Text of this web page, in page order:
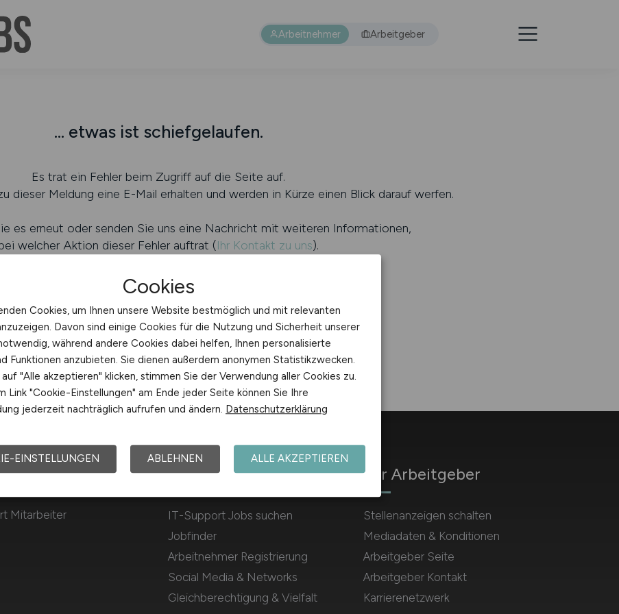
Arbeitnehmer Arbeitgeber
... etwas ist schiefgelaufen.
Es trat ein Fehler beim Zugriff auf die Seite auf.
dieser Meldung eine E-Mail erhalten und werden in Kürze einen Blick darauf werfen.
es erneut oder senden Sie uns eine Nachricht mit weiteren Informationen,
welcher Aktion dieser Fehler auftrat (Ihr Kontakt zu uns).
Mitarbeiter
Für Arbeitnehmer
IT-Support Jobs suchen
Jobfinder
Arbeitnehmer Registrierung
Social Media & Networks
Gleichberechtigung & Vielfalt
Für Arbeitgeber
Stellenanzeigen schalten
Mediadaten & Konditionen
Arbeitgeber Seite
Arbeitgeber Kontakt
Karrierenetzwerk
Cookies
Cookies, um Ihnen unsere Website bestmöglich und mit relevanten
Davon sind einige Cookies für die Nutzung und Sicherheit unserer
während andere Cookies dabei helfen, Ihnen personalisierte
Funktionen anzubieten. Sie dienen außerdem anonymen Statistikzwecken.
auf "Alle akzeptieren" klicken, stimmen Sie der Verwendung aller Cookies zu.
Link "Cookie-Einstellungen" am Ende jeder Seite können Sie Ihre
jederzeit nachträglich aufrufen und ändern. Datenschutzerklärung
EINSTELLUNGEN ABLEHNEN ALLE AKZEPTIEREN